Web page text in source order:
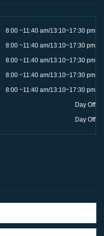
8:00 ~11:40 am/13:10~17:30 pm
8:00 ~11:40 am/13:10~17:30 pm
8:00 ~11:40 am/13:10~17:30 pm
8:00 ~11:40 am/13:10~17:30 pm
8:00 ~11:40 am/13:10~17:30 pm
Day Off
Day Off